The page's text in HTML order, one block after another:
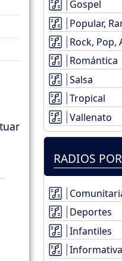
Gospel
Popular,
Rock, Pop,
Romántica
Salsa
Tropical
Vallenato
RADIOS
Deportes
Infantiles